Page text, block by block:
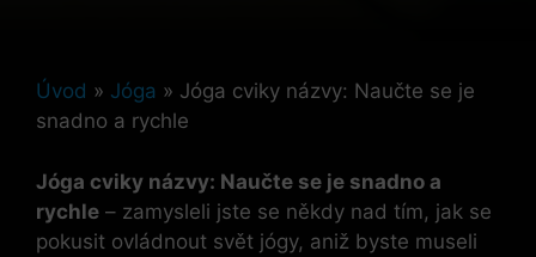
Úvod » Jóga » Jóga cviky názvy: Naučte se je
snadno a rychle
Jóga cviky ⁣názvy: Naučte‍ se je snadno ⁣a​
rychle – zamysleli jste‌ se⁣ někdy⁤ nad tím, jak se
‌pokusit ‌ovládnout svět jógy,‌ aniž byste⁣ museli⁣